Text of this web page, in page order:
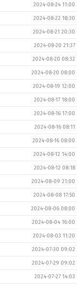
2024-08-24 11:00
2024-08-22 18:30
2024-08-21 20:30
2024-08-20 21:37
2024-08-20 08:32
2024-08-20 08:00
2024-08-19 12:00
2024-08-17 18:00
2024-08-16 17:00
2024-08-16 08:11
2024-08-16 08:00
2024-08-12 14:00
2024-08-12 08:18
2024-08-09 21:00
2024-08-08 17:50
2024-08-06 08:00
2024-08-04 16:00
2024-08-03 11:20
2024-07-30 09:02
2024-07-29 09:02
2024-07-27 14:03